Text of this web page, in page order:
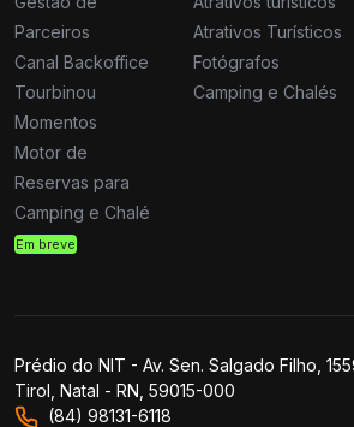
Parceiros
Canal Backoffice
Tourbinou
Momentos
Motor de
Reservas para
Camping e Chalé
Em breve
Atrativos Turísticos
Fotógrafos
Camping e Chalés
Prédio do NIT - Av. Sen. Salgado Filho,
Tirol, Natal - RN, 59015-000
(84) 98131-6118